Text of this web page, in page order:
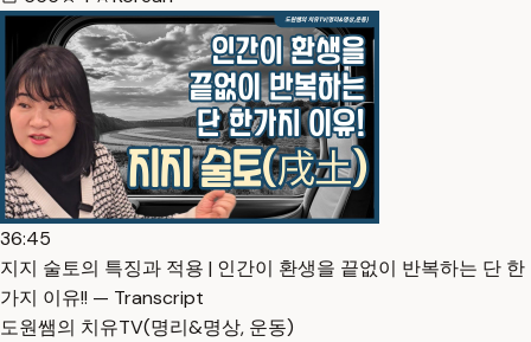
36:45
지지 술토의 특징과 적용 | 인간이 환생을 끝없이 반복하는 단 한
가지 이유!! — Transcript
도원쌤의 치유TV(명리&명상, 운동)